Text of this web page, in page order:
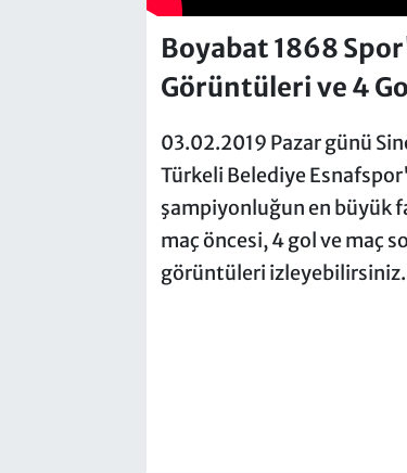
Boyabat 1868
Görüntüleri ve 4
03.02.2019 Pazar günü
Türkeli Belediye
şampiyonluğun en büyük
maç öncesi, 4 gol ve maç
görüntüleri izleyebilirsiniz.